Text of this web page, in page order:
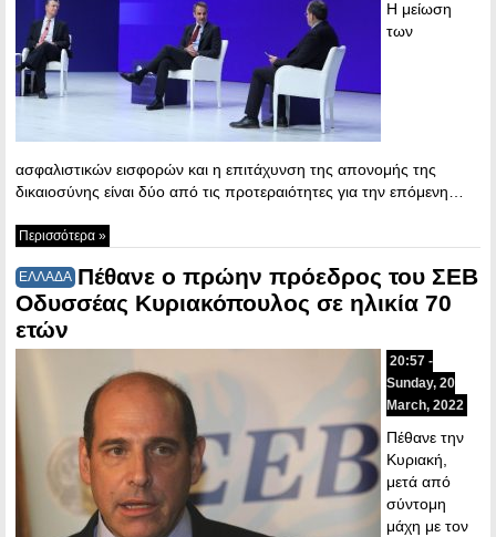
Η μείωση
των
ασφαλιστικών εισφορών και η επιτάχυνση της απονομής της
δικαιοσύνης είναι δύο από τις προτεραιότητες για την επόμενη…
Περισσότερα »
ΕΛΛΑΔΑ Πέθανε ο πρώην πρόεδρος του ΣΕΒ
Οδυσσέας Κυριακόπουλος σε ηλικία 70
ετών
20:57 -
Sunday, 20
March, 2022
Πέθανε την
Κυριακή,
μετά από
σύντομη
μάχη με τον